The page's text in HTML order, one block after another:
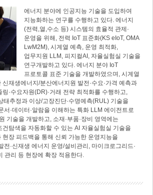
에너지 분야에 인공지능 기술을 도입하여
지능화하는 연구를 수행하고 있다. 에너지
(전력,열,수소 등) 시스템의 효율적 관제·
운영을 위해, 전력 IoT 표준화(KS eIoT, OMA
LwM2M), 시계열 예측, 운영 최적화,
업무지원 LLM, 피지컬AI, 자율실험실 기술을
연구개발하고 있다. 에너지 분야 IoT
프로토콜 표준 기술을 개발하였으며, 시계열
재생에너지/분산에너지원 발전·수요·가격 예측과
·수요자원(DR)·거래 전략 최적화를 수행하고,
태추정과 이상/고장진단·수명예측(RUL) 기술을
서·데이터·알람을 이해하는 특화 LLM 에이전트로
기술을 개발하고, 소재·부품·장비 영역에는
탐색을 자동화할 수 있는 AI 자율실험실 기술을
현장 피드백을 통해 신뢰 가능한 운영지능을
전·신재생 에너지 운영/설비관리, 마이크로그리드·
관리 등 현장에 확장 적용한다.